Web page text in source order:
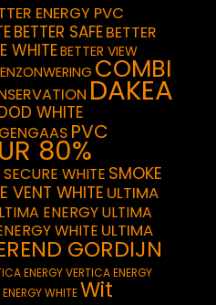
ENERGY PVC
BETTER SAFEBETTER
WHITEBETTER VIEW
COMBI
DAKEA
WHITE
PVC
80%
SECURE WHITE SMOKE
VENT WHITE ULTIMA
ENERGYULTIMA
WHITE ULTIMA
GORDIJN
ENERGYVERTICA ENERGY
WHITEWit